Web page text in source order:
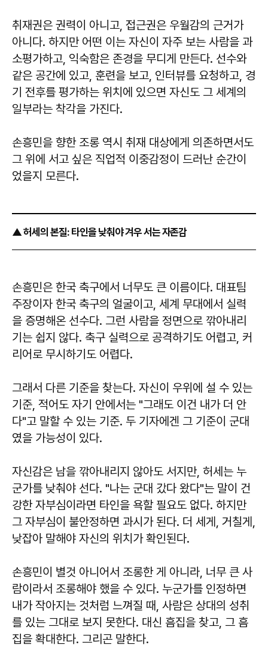
취재권은 권력이 아니고, 접근권은 우월감의 근거가
아니다. 하지만 어떤 이는 자신이 자주 보는 사람을 과
소평가하고, 익숙함은 존경을 무디게 만든다. 선수와
같은 공간에 있고, 훈련을 보고, 인터뷰를 요청하고, 경
기 전후를 평가하는 위치에 있으면 자신도 그 세계의
일부라는 착각을 가진다.
손흥민을 향한 조롱 역시 취재 대상에게 의존하면서도
그 위에 서고 싶은 직업적 이중감정이 드러난 순간이
었을지 모른다.
▲ 허세의 본질: 타인을 낮춰야 겨우 서는 자존감
손흥민은 한국 축구에서 너무도 큰 이름이다. 대표팀
주장이자 한국 축구의 얼굴이고, 세계 무대에서 실력
을 증명해온 선수다. 그런 사람을 정면으로 깎아내리
기는 쉽지 않다. 축구 실력으로 공격하기도 어렵고, 커
리어로 무시하기도 어렵다.
그래서 다른 기준을 찾는다. 자신이 우위에 설 수 있는
기준, 적어도 자기 안에서는 "그래도 이건 내가 더 안
다"고 말할 수 있는 기준. 두 기자에겐 그 기준이 군대
였을 가능성이 있다.
자신감은 남을 깎아내리지 않아도 서지만, 허세는 누
군가를 낮춰야 선다. "나는 군대 갔다 왔다"는 말이 건
강한 자부심이라면 타인을 욕할 필요도 없다. 하지만
그 자부심이 불안정하면 과시가 된다. 더 세게, 거칠게,
낮잡아 말해야 자신의 위치가 확인된다.
손흥민이 별것 아니어서 조롱한 게 아니라, 너무 큰 사
람이라서 조롱해야 했을 수 있다. 누군가를 인정하면
내가 작아지는 것처럼 느껴질 때, 사람은 상대의 성취
를 있는 그대로 보지 못한다. 대신 흠집을 찾고, 그 흠
집을 확대한다. 그리곤 말한다.